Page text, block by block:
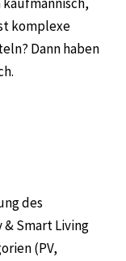
komplexe
Dann haben
des
Smart Living
(PV,